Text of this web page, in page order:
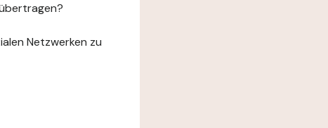
Netzwerken zu